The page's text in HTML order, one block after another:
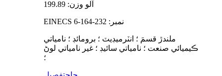
آلو وزن: 199.89
EINECS نمبر: 232-164-6
ملندڙ قسمَ ؛ انٽرميڊيٽ ؛ برومائڊ ؛ نامياتي
ڪيميائي صنعت ؛ نامياتي سائيڊ ؛ غير نامياتي لوڻ
؛